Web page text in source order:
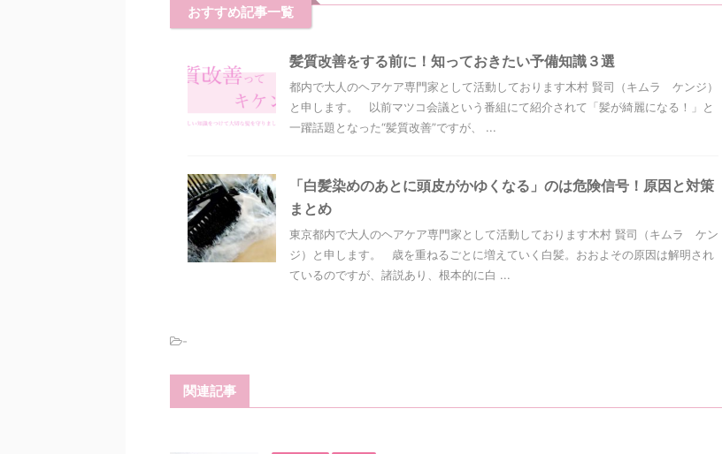
おすすめ記事一覧
髪質改善をする前に！知っておきたい予備知識３選
都内で大人のヘアケア専門家として活動しております木村 賢司（キムラ ケンジ）
と申します。 以前マツコ会議という番組にて紹介されて「髪が綺麗になる！」と
一躍話題となった“髪質改善”ですが、 ...
「白髪染めのあとに頭皮がかゆくなる」のは危険信号！原因と対策
まとめ
東京都内で大人のヘアケア専門家として活動しております木村 賢司（キムラ ケン
ジ）と申します。 歳を重ねるごとに増えていく白髪。おおよその原因は解明され
ているのですが、諸説あり、根本的に白 ...
-
関連記事